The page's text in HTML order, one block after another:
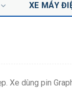
XE MÁY
Xe dùng pin